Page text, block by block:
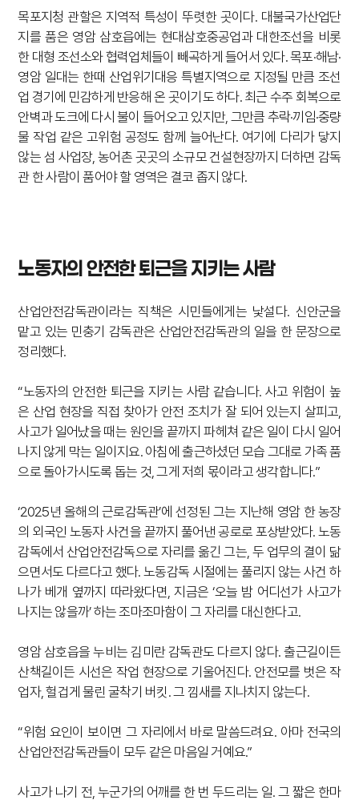
목포지청 관할은 지역적 특성이 뚜렷한 곳이다. 대불국가산업단
지를 품은 영암 삼호읍에는 현대삼호중공업과 대한조선을 비롯
한 대형 조선소와 협력업체들이 빼곡하게 들어서 있다. 목포·해남·
영암 일대는 한때 산업위기대응 특별지역으로 지정될 만큼 조선
업 경기에 민감하게 반응해 온 곳이기도 하다. 최근 수주 회복으로
안벽과 도크에 다시 불이 들어오고 있지만, 그만큼 추락·끼임·중량
물 작업 같은 고위험 공정도 함께 늘어난다. 여기에 다리가 닿지
않는 섬 사업장, 농어촌 곳곳의 소규모 건설현장까지 더하면 감독
관 한 사람이 품어야 할 영역은 결코 좁지 않다.
노동자의 안전한 퇴근을 지키는 사람
산업안전감독관이라는 직책은 시민들에게는 낯설다. 신안군을
맡고 있는 민충기 감독관은 산업안전감독관의 일을 한 문장으로
정리했다.
“노동자의 안전한 퇴근을 지키는 사람 같습니다. 사고 위험이 높
은 산업 현장을 직접 찾아가 안전 조치가 잘 되어 있는지 살피고,
사고가 일어났을 때는 원인을 끝까지 파헤쳐 같은 일이 다시 일어
나지 않게 막는 일이지요. 아침에 출근하셨던 모습 그대로 가족 품
으로 돌아가시도록 돕는 것, 그게 저희 몫이라고 생각합니다.”
‘2025년 올해의 근로감독관’에 선정된 그는 지난해 영암 한 농장
의 외국인 노동자 사건을 끝까지 풀어낸 공로로 포상받았다. 노동
감독에서 산업안전감독으로 자리를 옮긴 그는, 두 업무의 결이 닮
으면서도 다르다고 했다. 노동감독 시절에는 풀리지 않는 사건 하
나가 베개 옆까지 따라왔다면, 지금은 ‘오늘 밤 어디선가 사고가
나지는 않을까’ 하는 조마조마함이 그 자리를 대신한다고.
영암 삼호읍을 누비는 김미란 감독관도 다르지 않다. 출근길이든
산책길이든 시선은 작업 현장으로 기울어진다. 안전모를 벗은 작
업자, 헐겁게 물린 굴착기 버킷. 그 낌새를 지나치지 않는다.
“위험 요인이 보이면 그 자리에서 바로 말씀드려요. 아마 전국의
산업안전감독관들이 모두 같은 마음일 거예요.”
사고가 나기 전, 누군가의 어깨를 한 번 두드리는 일. 그 짧은 한마